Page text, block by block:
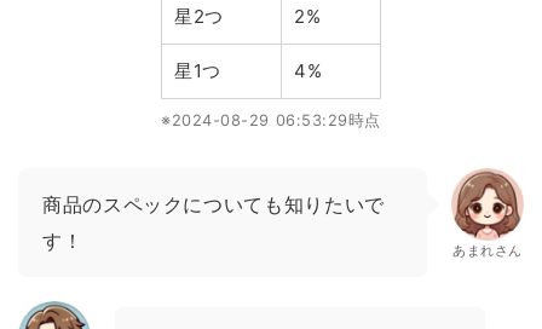
星2つ 2%
星1つ 4%
※2024-08-29 06:53:29時点
商品のスペックについても知りたいで
す！
あまれさん